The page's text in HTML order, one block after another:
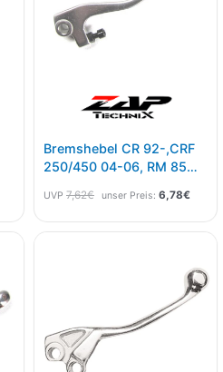
Bremshebel CR 92-,CRF
250/450 04-06, RM 85
03, KX 125-500 93-96,
UVP 7,62€ unser Preis: 6,78€